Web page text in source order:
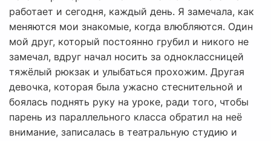
работает и сегодня, каждый день. Я замечала, как
меняются мои знакомые, когда влюбляются. Один
мой друг, который постоянно грубил и никого не
замечал, вдруг начал носить за одноклассницей
тяжёлый рюкзак и улыбаться прохожим. Другая
девочка, которая была ужасно стеснительной и
боялась поднять руку на уроке, ради того, чтобы
парень из параллельного класса обратил на неё
внимание, записалась в театральную студию и